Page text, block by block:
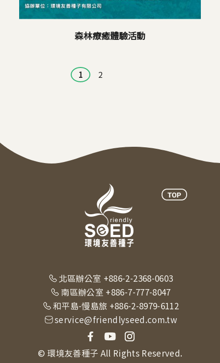
森林療癒體驗活動
1 2
北區辦公室 +886-2-2368-0603
南區辦公室 +886-7-777-8047
和平島-慢島旅 +886-2-8979-6112
service@friendlyseed.com.tw
© 環境友善種子 All Rights Reserved.